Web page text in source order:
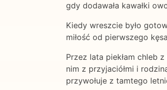
gdy dodawała kawałki
Kiedy wreszcie było
miłość od pierwszego
Przez lata piekłam chleb
nim z przyjaciółmi i
przywołuje z tamtego